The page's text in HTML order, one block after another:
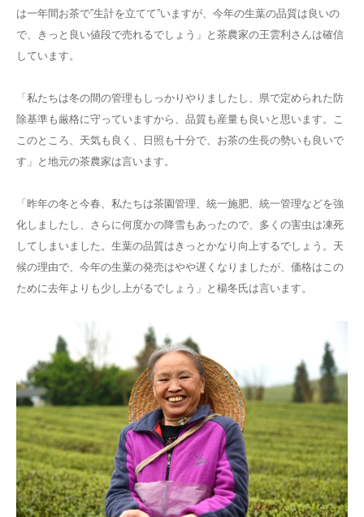
は一年間お茶で”生計を立てて”いますが、今年の生葉の品質は良いの
で、きっと良い値段で売れるでしょう」と茶農家の王雲利さんは確信
しています。
「私たちは冬の間の管理もしっかりやりましたし、県で定められた防
除基準も厳格に守っていますから、品質も産量も良いと思います。こ
このところ、天気も良く、日照も十分で、お茶の生長の勢いも良いで
す」と地元の茶農家は言います。
「昨年の冬と今春、私たちは茶園管理、統一施肥、統一管理などを強
化しましたし、さらに何度かの降雪もあったので、多くの害虫は凍死
してしまいました。生葉の品質はきっとかなり向上するでしょう。天
候の理由で、今年の生葉の発売はやや遅くなりましたが、価格はこの
ために去年よりも少し上がるでしょう」と楊冬氏は言います。